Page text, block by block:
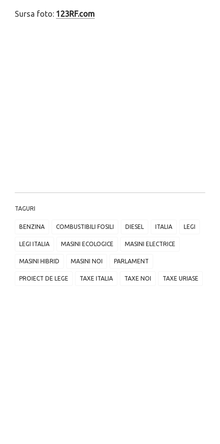
Sursa foto: 123RF.com
TAGURI
BENZINA COMBUSTIBILI FOSILI DIESEL ITALIA LEGI
LEGI ITALIA MASINI ECOLOGICE MASINI ELECTRICE
MASINI HIBRID MASINI NOI PARLAMENT
PROIECT DE LEGE TAXE ITALIA TAXE NOI TAXE URIASE